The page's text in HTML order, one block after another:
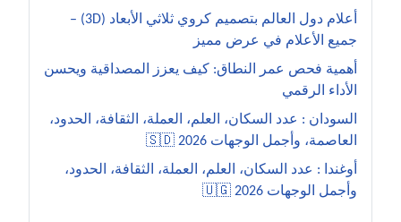
أعلام دول العالم بتصميم كروي ثلاثي الأبعاد (3D) –
جميع الأعلام في عرض مميز
أهمية فحص عمر النطاق: كيف يعزز المصداقية ويحسن
الأداء الرقمي
السودان : عدد السكان، العلم، العملة، الثقافة، الحدود،
العاصمة، وأجمل الوجهات 2026 🇸🇩
أوغندا : عدد السكان، العلم، العملة، الثقافة، الحدود،
وأجمل الوجهات 2026 🇺🇬